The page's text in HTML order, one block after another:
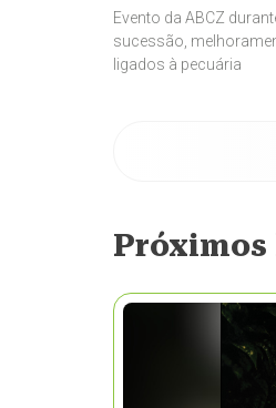
Evento da ABCZ
sucessão,
ligados à pecuária